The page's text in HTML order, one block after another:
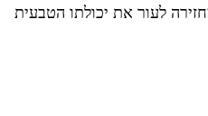
לעור את יכולתו הטבעית